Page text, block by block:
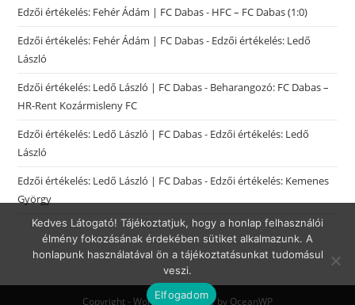
Edzői értékelés: Fehér Ádám | FC Dabas- HFC – FC Dabas (1:0)
Edzői értékelés: Fehér Ádám | FC Dabas- Edzői értékelés: Ledő
László
Edzői értékelés: Ledő László | FC Dabas- Beharangozó: FC Dabas –
HR-Rent Kozármisleny FC
Edzői értékelés: Ledő László | FC Dabas- Edzői értékelés: Ledő
László
Edzői értékelés: Ledő László | FC Dabas- Edzői értékelés: Kemenes
György
Copyright - WordPress Theme by OceanWP
Kedves Látogató! Tájékoztatjuk, hogy a honlap felhasználói
élmény fokozásának érdekében sütiket alkalmazunk. A
honlapunk használatával ön a tájékoztatásunkat tudomásul
veszi.
Elfogadom